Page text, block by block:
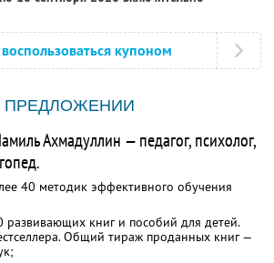
купоном
ПРЕДЛОЖЕНИИ
Ахмадуллин — педагог, психолог,
40 методик эффективного обучения
развивающих книг и пособий для детей.
Общий тираж проданных книг —